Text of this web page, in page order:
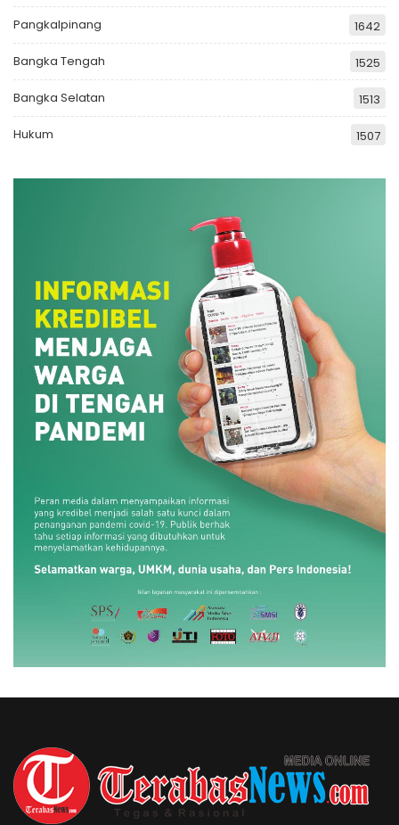
Pangkalpinang 1642
Bangka Tengah 1525
Bangka Selatan 1513
Hukum 1507